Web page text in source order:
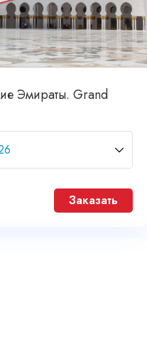
Эмираты. Grand
Заказать